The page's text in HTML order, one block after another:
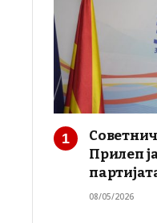
Прилеп
08/05/2026